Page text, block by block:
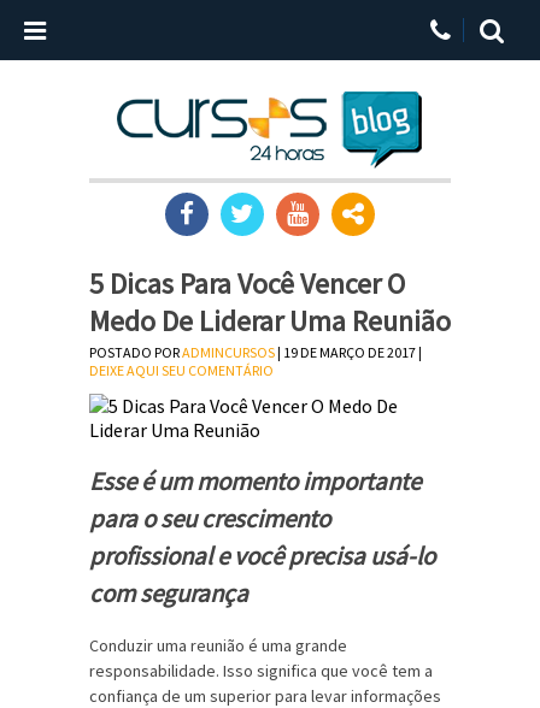
5 Dicas Para Você Vencer O
Medo De Liderar Uma Reunião
POSTADO PORADMINCURSOS| 19 DE MARÇO DE 2017 |
DEIXE AQUI SEU COMENTÁRIO
Esse é um momento importante
para o seu crescimento
profissional e você precisa usá-lo
com segurança
Conduzir uma reunião é uma grande
responsabilidade. Isso significa que você tem a
confiança de um superior para levar informações